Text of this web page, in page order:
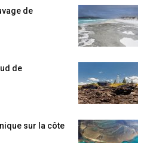
de
de
sur la côte